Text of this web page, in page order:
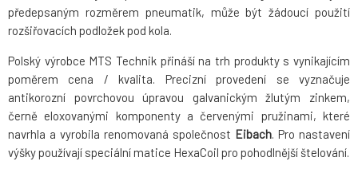
předepsaným rozměrem pneumatik, může být žádoucí použití
rozšiřovacích podložek pod kola.
Polský výrobce MTS Technik přináší na trh produkty s vynikajícím
poměrem cena / kvalita. Precizní provedení se vyznačuje
antikorozní povrchovou úpravou galvanickým žlutým zinkem,
černě eloxovanými komponenty a červenými pružinami, které
navrhla a vyrobila renomovaná společnost Eibach. Pro nastavení
výšky používají speciální matice HexaCoil pro pohodlnější štelování.